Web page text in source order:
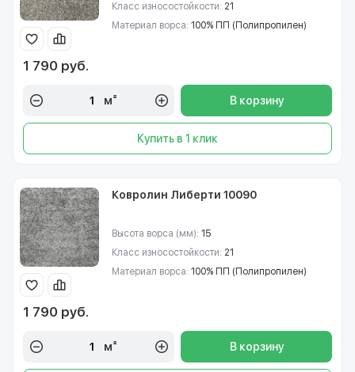
Класс износостойкости: 21
Материал ворса: 100% ПП (Полипропилен)
1 790 руб.
м² В корзину
Купить в 1 клик
Ковролин Либерти 10090
Высота ворса (мм): 15
Класс износостойкости: 21
Материал ворса: 100% ПП (Полипропилен)
1 790 руб.
м² В корзину